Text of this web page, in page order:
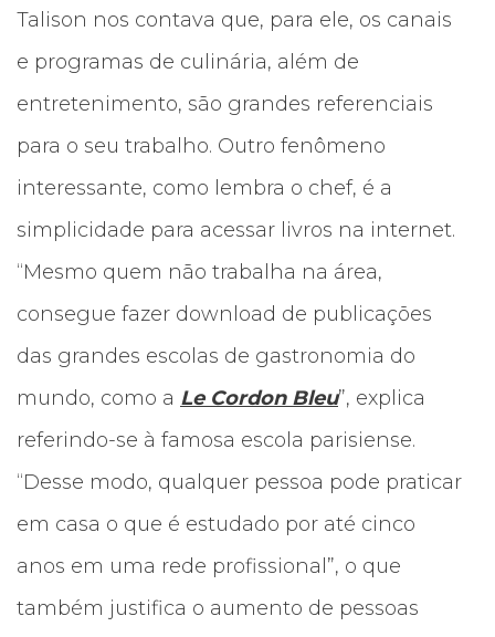
Talison nos contava que, para ele, os canais
e programas de culinária, além de
entretenimento, são grandes referenciais
para o seu trabalho. Outro fenômeno
interessante, como lembra o chef, é a
simplicidade para acessar livros na internet.
“Mesmo quem não trabalha na área,
consegue fazer download de publicações
das grandes escolas de gastronomia do
mundo, como a Le Cordon Bleu”, explica
referindo-se à famosa escola parisiense.
“Desse modo, qualquer pessoa pode praticar
em casa o que é estudado por até cinco
anos em uma rede profissional”, o que
também justifica o aumento de pessoas